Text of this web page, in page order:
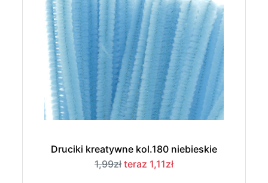
Druciki kreatywne kol.180 niebieskie
1,99zł teraz 1,11zł